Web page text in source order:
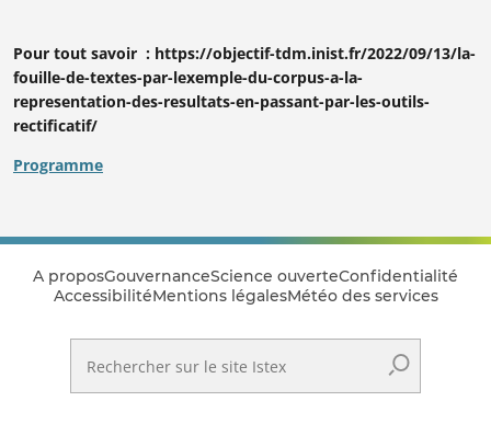
Pour tout savoir : https://objectif-tdm.inist.fr/2022/09/13/la-
fouille-de-textes-par-lexemple-du-corpus-a-la-
representation-des-resultats-en-passant-par-les-outils-
rectificatif/
Programme
A proposGouvernanceScience ouverteConfidentialité
AccessibilitéMentions légalesMétéo des services